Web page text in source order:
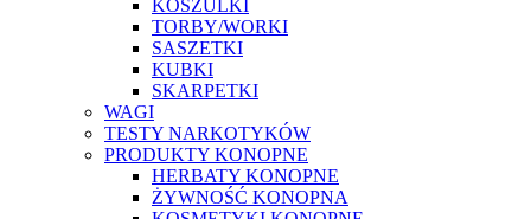
KOSZULKI
TORBY/WORKI
SASZETKI
KUBKI
SKARPETKI
WAGI
TESTY NARKOTYKÓW
PRODUKTY KONOPNE
HERBATY KONOPNE
ŻYWNOŚĆ KONOPNA